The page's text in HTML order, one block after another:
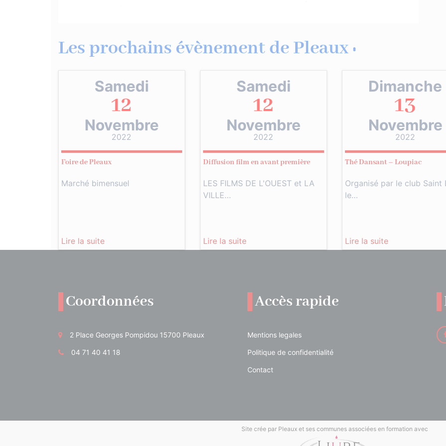
Les prochains évènement de Pleaux :
Samedi
12
Novembre
2022
Foire de Pleaux
Marché bimensuel
Lire la suite
Samedi
12
Novembre
2022
Diffusion film en avant première
LES FILMS DE L'OUEST et LA
VILLE…
Lire la suite
Dimanche
13
Novembre
2022
Thé Dansant – Loupiac
Organisé par le club Saint
le…
Lire la suite
Coordonnées
2 Place Georges Pompidou 15700 Pleaux
04 71 40 41 18
Accès rapide
Mentions legales
Politique de confidentialité
Contact
Site crée par Pleaux et ses communes associées en formation avec